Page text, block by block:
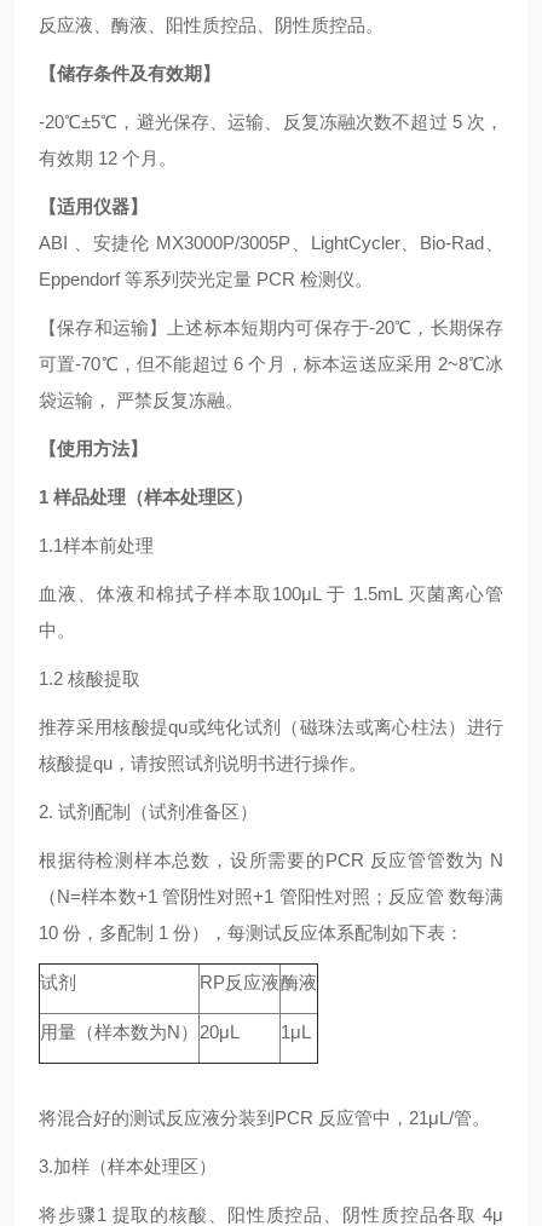
反应液、酶液、阳性质控品、阴性质控品。
【储存条件及有效期】
-20℃±5℃，避光保存、运输、反复冻融次数不超过 5 次，
有效期 12 个月。
【适用仪器】
ABI 、安捷伦 MX3000P/3005P、LightCycler、Bio-Rad、
Eppendorf 等系列荧光定量 PCR 检测仪。
【保存和运输】上述标本短期内可保存于-20℃，长期保存
可置-70℃，但不能超过 6 个月，标本运送应采用 2~8℃冰
袋运输， 严禁反复冻融。
【使用方法】
1 样品处理（样本处理区）
1.1样本前处理
血液、体液和棉拭子样本取100μL 于 1.5mL 灭菌离心管
中。
1.2 核酸提取
推荐采用核酸提qu或纯化试剂（磁珠法或离心柱法）进行
核酸提qu，请按照试剂说明书进行操作。
2. 试剂配制（试剂准备区）
根据待检测样本总数，设所需要的PCR 反应管管数为 N
（N=样本数+1 管阴性对照+1 管阳性对照；反应管 数每满
10 份，多配制 1 份），每测试反应体系配制如下表：
试剂 RP反应液酶液
用量（样本数为N） 20μL 1μL
将混合好的测试反应液分装到PCR 反应管中，21μL/管。
3.加样（样本处理区）
将步骤1 提取的核酸、阳性质控品、阴性质控品各取 4μ